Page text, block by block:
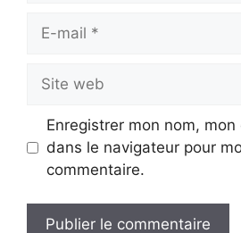
mail
web
Enregistrer mon nom,
dans le navigateur pour
commentaire.